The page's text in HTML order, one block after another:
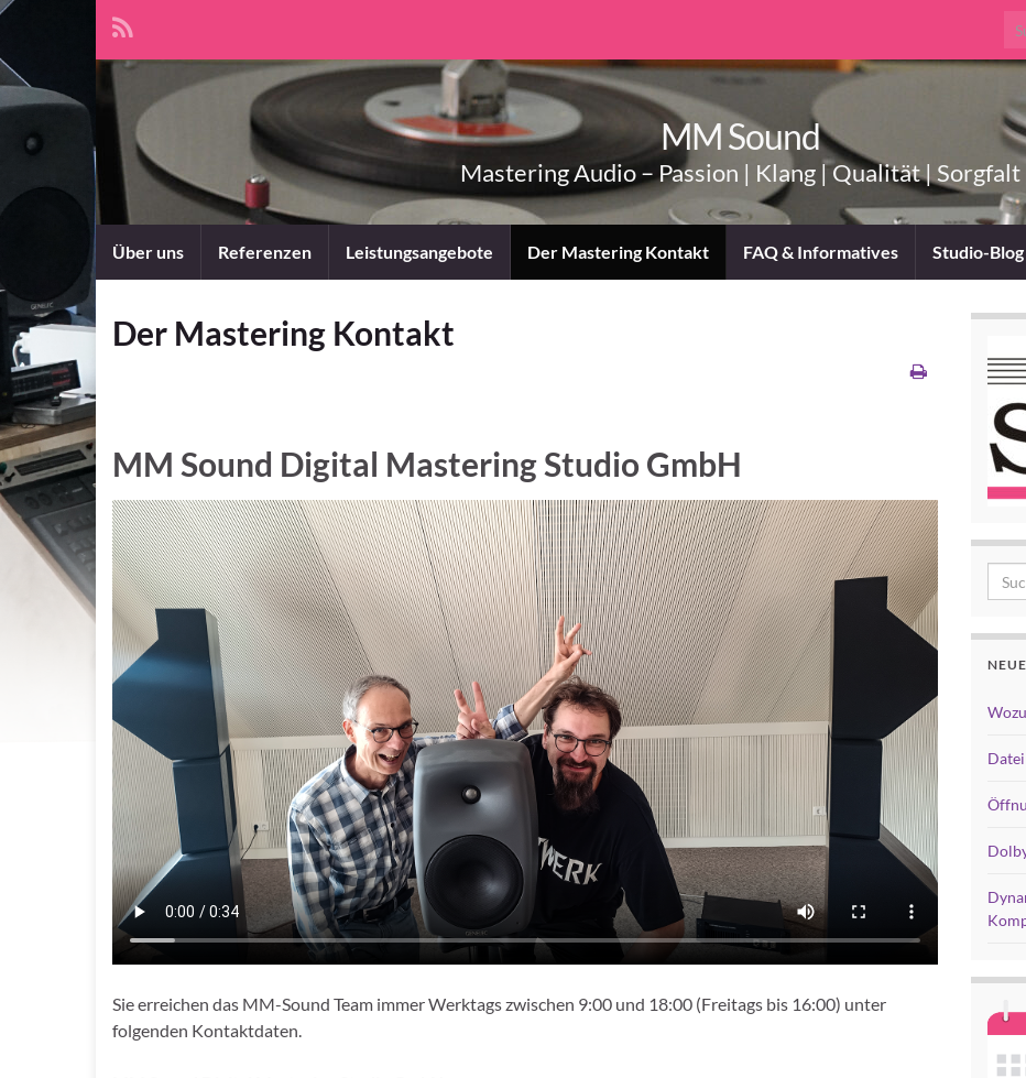
MM Sound
Mastering Audio – Passion | Klang | Qualität | Sorgfalt
Über uns Referenzen Leistungsangebote Der Mastering Kontakt FAQ & Informatives Studio-Blog
Der Mastering Kontakt
MM Sound Digital Mastering Studio GmbH
Sie erreichen das MM-Sound Team immer Werktags zwischen 9:00 und 18:00 (Freitags bis 16:00) unter
folgenden Kontaktdaten.